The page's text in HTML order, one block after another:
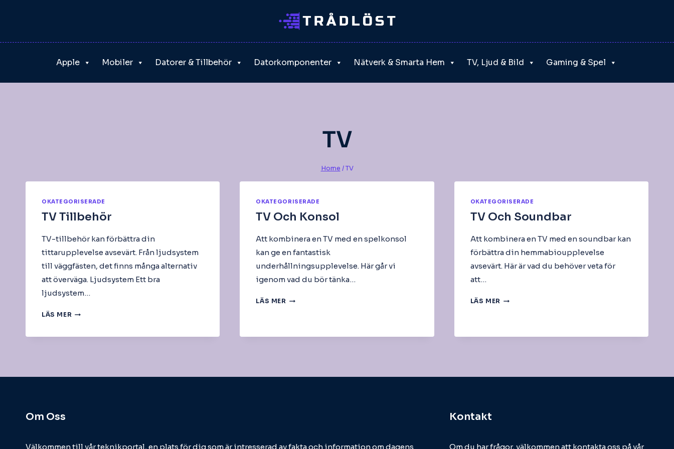
Apple Mobiler Datorer & Tillbehör Datorkomponenter Nätverk & Smarta Hem TV, Ljud & Bild Gaming & Spel
TV
Home / TV
OKATEGORISERADE
TV Tillbehör
TV-tillbehör kan förbättra din
tittarupplevelse avsevärt. Från ljudsystem
till väggfästen, det finns många alternativ
att överväga. Ljudsystem Ett bra
ljudsystem…
LÄS MER TV
OKATEGORISERADE
TV Och Konsol
Att kombinera en TV med en spelkonsol
kan ge en fantastisk
underhållningsupplevelse. Här går vi
igenom vad du bör tänka…
LÄS MER TV
OKATEGORISERADE
TV Och Soundbar
Att kombinera en TV med en soundbar kan
förbättra din hemmabioupplevelse
avsevärt. Här är vad du behöver veta för
att…
LÄS MER TV
Om Oss
Välkommen till vår teknikportal, en plats för dig som är intresserad av fakta och information om dagens
Kontakt
Om du har frågor, välkommen att kontakta oss på vår